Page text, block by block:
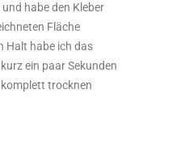
habe den Kleber
Fläche
Halt habe ich das
ein paar Sekunden
trocknen